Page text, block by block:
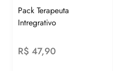
Pack Terapeuta
Intregrativo
R$ 47,90